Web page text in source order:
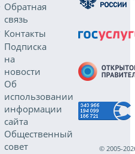
Обратная
связь
Контакты
Подписка
на
новости
Об
использовании
информации
сайта
Общественный
совет
© 2005-